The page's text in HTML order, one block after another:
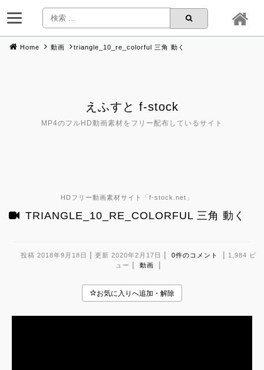
Home 動画 triangle_10_re_colorful 三角 動く
えふすと f-stock
MP4のフルHD動画素材をフリー配布しているサイト
HDフリー動画素材サイト「f-stock.net 」
TRIANGLE_10_RE_COLORFUL 三角 動く
投稿 2018年9月18日 | 更新 2020年2月17日 | 0件のコメント | 1,984 ビ
ュー | 動画 |